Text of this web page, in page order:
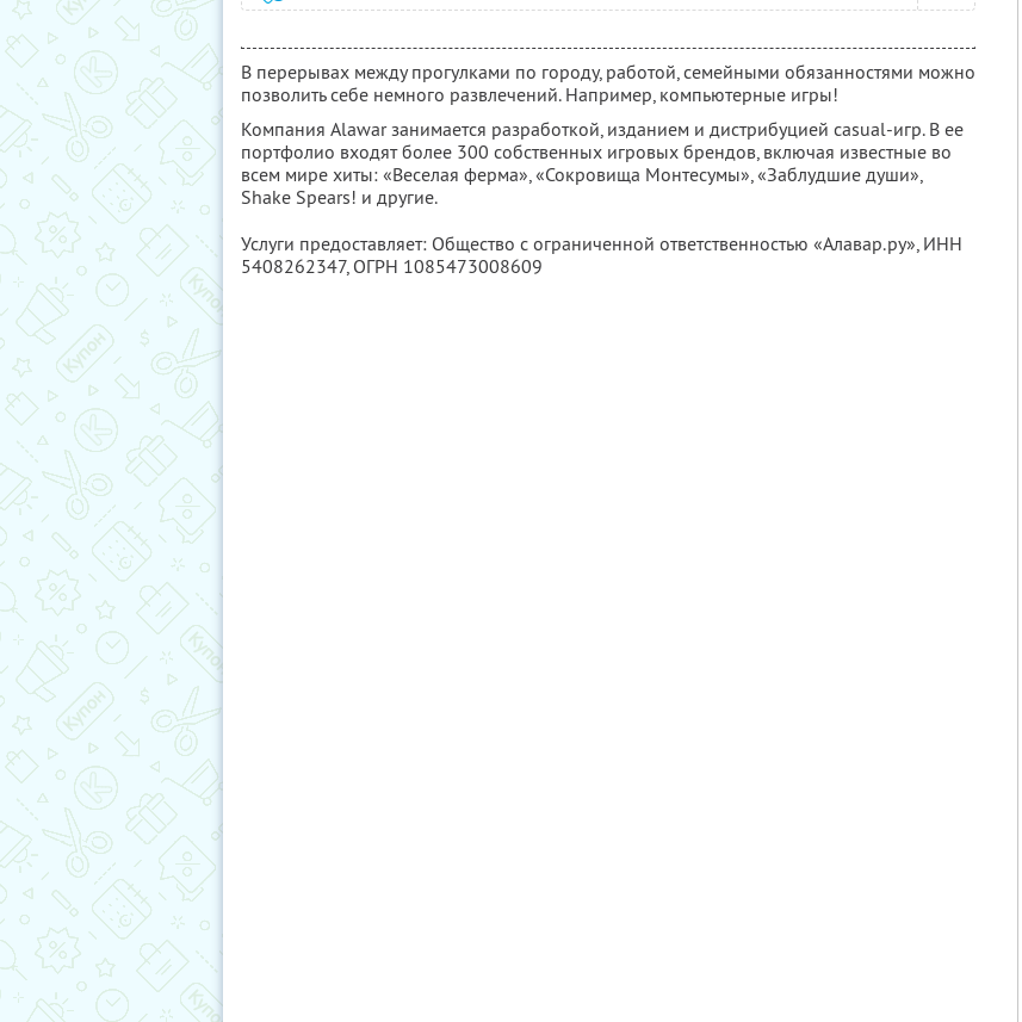
В перерывах между прогулками по городу, работой, семейными обязанностями можно
позволить себе немного развлечений. Например, компьютерные игры!
Компания Alawar занимается разработкой, изданием и дистрибуцией casual-игр. В ее
портфолио входят более 300 собственных игровых брендов, включая известные во
всем мире хиты: «Веселая ферма», «Сокровища Монтесумы», «Заблудшие души»,
Shake Spears! и другие.
Услуги предоставляет: Общество с ограниченной ответственностью «Алавар.ру», ИНН
5408262347, ОГРН 1085473008609